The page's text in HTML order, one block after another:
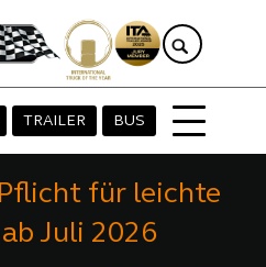
TRAILER BUS
für leichte
Juli 2026